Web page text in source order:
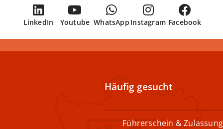
Facebook
Instagram
WhatsApp
Youtube
LinkedIn
Häufig gesucht
Führerschein & Zulassung